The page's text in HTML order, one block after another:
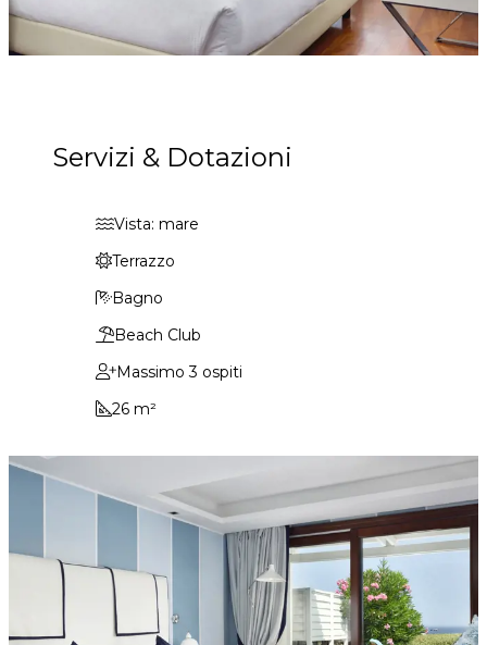
Servizi & Dotazioni
Vista: mare
Terrazzo
Bagno
Beach Club
Massimo 3 ospiti
26 m²